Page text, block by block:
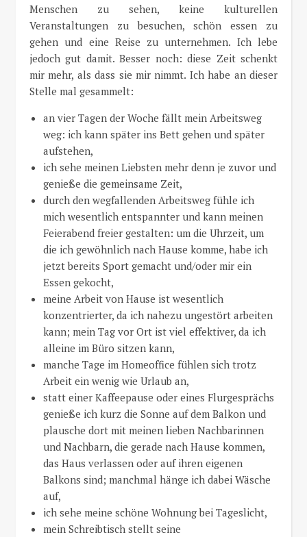
Menschen zu sehen, keine kulturellen
Veranstaltungen zu besuchen, schön essen zu
gehen und eine Reise zu unternehmen. Ich lebe
jedoch gut damit. Besser noch: diese Zeit schenkt
mir mehr, als dass sie mir nimmt. Ich habe an dieser
Stelle mal gesammelt:
an vier Tagen der Woche fällt mein Arbeitsweg
weg: ich kann später ins Bett gehen und später
aufstehen,
ich sehe meinen Liebsten mehr denn je zuvor und
genieße die gemeinsame Zeit,
durch den wegfallenden Arbeitsweg fühle ich
mich wesentlich entspannter und kann meinen
Feierabend freier gestalten: um die Uhrzeit, um
die ich gewöhnlich nach Hause komme, habe ich
jetzt bereits Sport gemacht und/oder mir ein
Essen gekocht,
meine Arbeit von Hause ist wesentlich
konzentrierter, da ich nahezu ungestört arbeiten
kann; mein Tag vor Ort ist viel effektiver, da ich
alleine im Büro sitzen kann,
manche Tage im Homeoffice fühlen sich trotz
Arbeit ein wenig wie Urlaub an,
statt einer Kaffeepause oder eines Flurgesprächs
genieße ich kurz die Sonne auf dem Balkon und
plausche dort mit meinen lieben Nachbarinnen
und Nachbarn, die gerade nach Hause kommen,
das Haus verlassen oder auf ihren eigenen
Balkons sind; manchmal hänge ich dabei Wäsche
auf,
ich sehe meine schöne Wohnung bei Tageslicht,
mein Schreibtisch stellt seine